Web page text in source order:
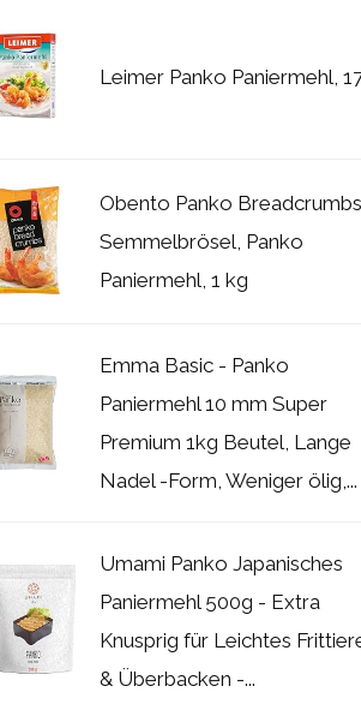
Leimer Panko Paniermehl,
Obento Panko
Semmelbrösel, Panko
Paniermehl, 1 kg
Emma Basic - Panko
Paniermehl 10 mm Super
Premium 1kg Beutel, Lange
Nadel -Form, Weniger ölig,...
Umami Panko Japanisches
Paniermehl 500g - Extra
Knusprig für Leichtes
& Überbacken -...